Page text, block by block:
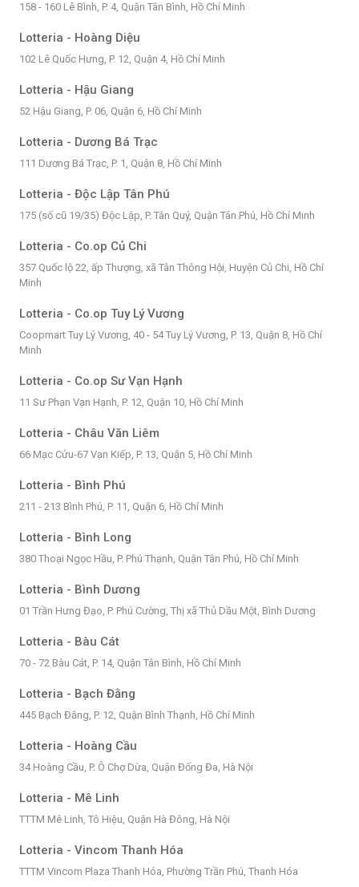
158 - 160 Lê Bình, P. 4, Quận Tân Bình, Hồ Chí Minh
Lotteria - Hoàng Diệu
102 Lê Quốc Hưng, P. 12, Quận 4, Hồ Chí Minh
Lotteria - Hậu Giang
52 Hậu Giang, P. 06, Quận 6, Hồ Chí Minh
Lotteria - Dương Bá Trạc
111 Dương Bá Trạc, P. 1, Quận 8, Hồ Chí Minh
Lotteria - Độc Lập Tân Phú
175 (số cũ 19/35) Độc Lập, P. Tân Quý, Quận Tân Phú, Hồ Chí Minh
Lotteria - Co.op Củ Chi
357 Quốc lộ 22, ấp Thượng, xã Tân Thông Hội, Huyện Củ Chi, Hồ Chí
Minh
Lotteria - Co.op Tuy Lý Vương
Coopmart Tuy Lý Vương, 40 - 54 Tuy Lý Vương, P. 13, Quận 8, Hồ Chí
Minh
Lotteria - Co.op Sư Vạn Hạnh
11 Sư Phạn Vạn Hạnh, P. 12, Quận 10, Hồ Chí Minh
Lotteria - Châu Văn Liêm
66 Mạc Cửu-67 Vạn Kiếp, P. 13, Quận 5, Hồ Chí Minh
Lotteria - Bình Phú
211 - 213 Bình Phú, P. 11, Quận 6, Hồ Chí Minh
Lotteria - Bình Long
380 Thoại Ngọc Hầu, P. Phú Thạnh, Quận Tân Phú, Hồ Chí Minh
Lotteria - Bình Dương
01 Trần Hưng Đạo, P. Phú Cường, Thị xã Thủ Dầu Một, Bình Dương
Lotteria - Bàu Cát
70 - 72 Bàu Cát, P. 14, Quận Tân Bình, Hồ Chí Minh
Lotteria - Bạch Đằng
445 Bạch Đằng, P. 12, Quận Bình Thạnh, Hồ Chí Minh
Lotteria - Hoàng Cầu
34 Hoàng Cầu, P. Ô Chợ Dừa, Quận Đống Đa, Hà Nội
Lotteria - Mê Linh
TTTM Mê Linh, Tô Hiệu, Quận Hà Đông, Hà Nội
Lotteria - Vincom Thanh Hóa
TTTM Vincom Plaza Thanh Hóa, Phường Trần Phú, Thanh Hóa